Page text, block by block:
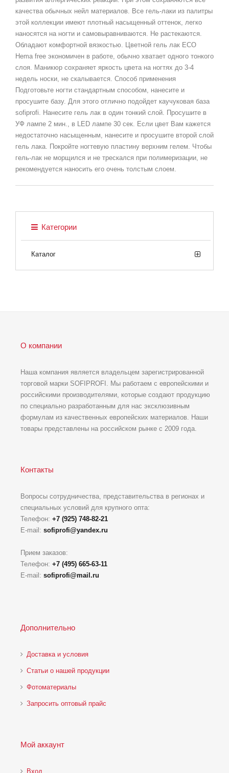
качества обычных нейл материалов. Все гель-лаки из палитры
этой коллекции имеют плотный насыщенный оттенок, легко
наносятся на ногти и самовыравниваются. Не растекаются.
Обладают комфортной вязкостью. Цветной гель лак ECO
Hema free экономичен в работе, обычно хватает одного тонкого
слоя. Маникюр сохраняет яркость цвета на ногтях до 3-4
недель носки, не скалывается. Способ применения
Подготовьте ногти стандартным способом, нанесите и
просушите базу. Для этого отлично подойдет каучуковая база
sofiprofi. Нанесите гель лак в один тонкий слой. Просушите в
УФ лампе 2 мин., в LED лампе 30 сек. Если цвет Вам кажется
недостаточно насыщенным, нанесите и просушите второй слой
гель лака. Покройте ногтевую пластину верхним гелем. Чтобы
гель-лак не морщился и не трескался при полимеризации, не
рекомендуется наносить его очень толстым слоем.
Категории
Каталог
О компании
Наша компания является владельцем зарегистрированной
торговой марки SOFIPROFI. Мы работаем с европейскими и
российскими производителями, которые создают продукцию
по специально разработанным для нас эксклюзивным
формулам из качественных европейских материалов. Наши
товары представлены на российском рынке с 2009 года.
Контакты
Вопросы сотрудничества, представительства в регионах и
специальных условий для крупного опта:
Телефон: +7 (925) 748-82-21
E-mail: sofiprofi@yandex.ru
Прием заказов:
Телефон: +7 (495) 665-63-11
E-mail: sofiprofi@mail.ru
Дополнительно
Доставка и условия
Статьи о нашей продукции
Фотоматериалы
Запросить оптовый прайс
Мой аккаунт
Вход